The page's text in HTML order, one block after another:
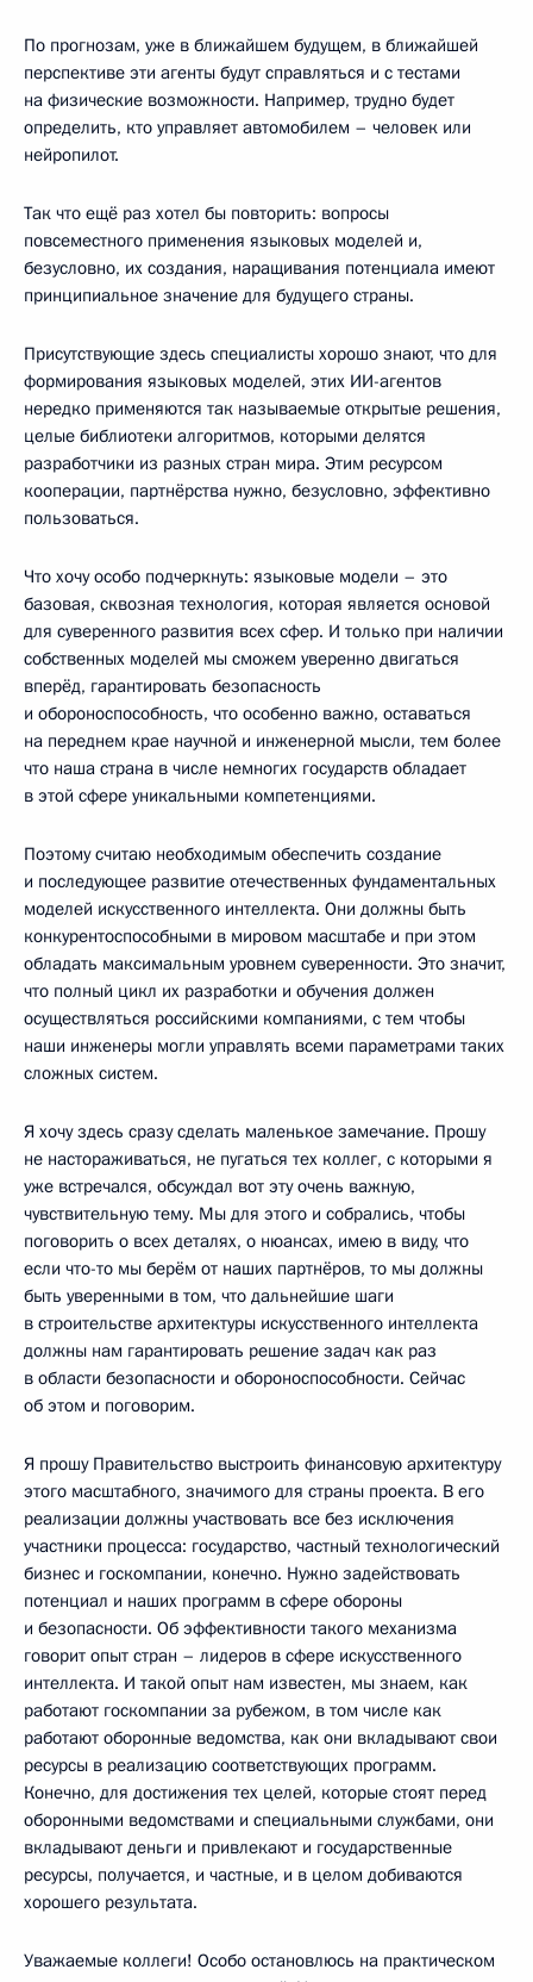
По прогнозам, уже в ближайшем будущем, в ближайшей
перспективе эти агенты будут справляться и с тестами
на физические возможности. Например, трудно будет
определить, кто управляет автомобилем – человек или
нейропилот.
Так что ещё раз хотел бы повторить: вопросы
повсеместного применения языковых моделей и,
безусловно, их создания, наращивания потенциала имеют
принципиальное значение для будущего страны.
Присутствующие здесь специалисты хорошо знают, что для
формирования языковых моделей, этих ИИ-агентов
нередко применяются так называемые открытые решения,
целые библиотеки алгоритмов, которыми делятся
разработчики из разных стран мира. Этим ресурсом
кооперации, партнёрства нужно, безусловно, эффективно
пользоваться.
Что хочу особо подчеркнуть: языковые модели – это
базовая, сквозная технология, которая является основой
для суверенного развития всех сфер. И только при наличии
собственных моделей мы сможем уверенно двигаться
вперёд, гарантировать безопасность
и обороноспособность, что особенно важно, оставаться
на переднем крае научной и инженерной мысли, тем более
что наша страна в числе немногих государств обладает
в этой сфере уникальными компетенциями.
Поэтому считаю необходимым обеспечить создание
и последующее развитие отечественных фундаментальных
моделей искусственного интеллекта. Они должны быть
конкурентоспособными в мировом масштабе и при этом
обладать максимальным уровнем суверенности. Это значит,
что полный цикл их разработки и обучения должен
осуществляться российскими компаниями, с тем чтобы
наши инженеры могли управлять всеми параметрами таких
сложных систем.
Я хочу здесь сразу сделать маленькое замечание. Прошу
не настораживаться, не пугаться тех коллег, с которыми я
уже встречался, обсуждал вот эту очень важную,
чувствительную тему. Мы для этого и собрались, чтобы
поговорить о всех деталях, о нюансах, имею в виду, что
если что-то мы берём от наших партнёров, то мы должны
быть уверенными в том, что дальнейшие шаги
в строительстве архитектуры искусственного интеллекта
должны нам гарантировать решение задач как раз
в области безопасности и обороноспособности. Сейчас
об этом и поговорим.
Я прошу Правительство выстроить финансовую архитектуру
этого масштабного, значимого для страны проекта. В его
реализации должны участвовать все без исключения
участники процесса: государство, частный технологический
бизнес и госкомпании, конечно. Нужно задействовать
потенциал и наших программ в сфере обороны
и безопасности. Об эффективности такого механизма
говорит опыт стран – лидеров в сфере искусственного
интеллекта. И такой опыт нам известен, мы знаем, как
работают госкомпании за рубежом, в том числе как
работают оборонные ведомства, как они вкладывают свои
ресурсы в реализацию соответствующих программ.
Конечно, для достижения тех целей, которые стоят перед
оборонными ведомствами и специальными службами, они
вкладывают деньги и привлекают и государственные
ресурсы, получается, и частные, и в целом добиваются
хорошего результата.
Уважаемые коллеги! Особо остановлюсь на практическом